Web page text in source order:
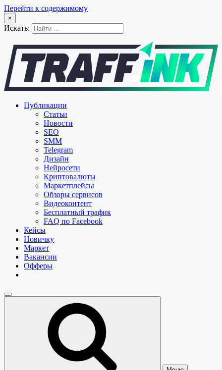
Перейти к содержимому
×
Искать:
Публикации
Статьи
Новости
SEO
SMM
Telegram
Дизайн
Нейросети
Криптовалюты
Маркетплейсы
Обзоры сервисов
Видеоконтент
Бесплатный трафик
FAQ по Facebook
Кейсы
Новичку
Маркет
Вакансии
Офферы